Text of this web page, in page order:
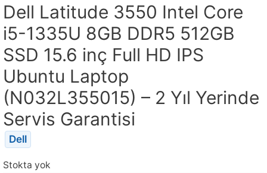
Dell Latitude 3550 Intel Core
i5-1335U 8GB DDR5 512GB
SSD 15.6 inç Full HD IPS
Ubuntu Laptop
(N032L355015) – 2 Yıl Yerinde
Servis Garantisi
Dell
Stokta yok